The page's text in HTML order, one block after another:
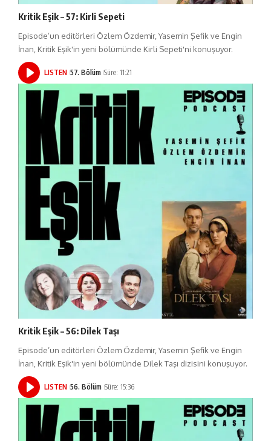
Kritik Eşik – 57: Kirli Sepeti
Episode’un editörleri Özlem Özdemir, Yasemin Şefik ve Engin
İnan, Kritik Eşik'in yeni bölümünde Kirli Sepeti'ni konuşuyor.
LISTEN 57. Bölüm Süre: 11:21
Kritik Eşik – 56: Dilek Taşı
Episode’un editörleri Özlem Özdemir, Yasemin Şefik ve Engin
İnan, Kritik Eşik'in yeni bölümünde Dilek Taşı dizisini konuşuyor.
LISTEN 56. Bölüm Süre: 15:36